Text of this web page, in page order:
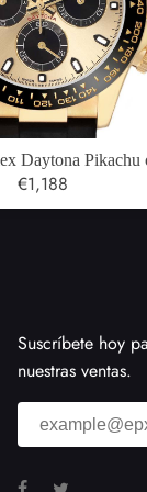
Daytona Pikachu
Dial Reloj
€1,188
Suscríbete hoy
nuestras ventas.